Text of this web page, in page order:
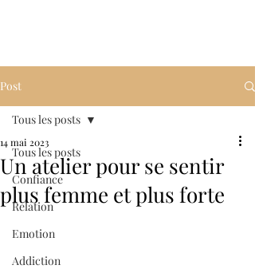
Post
Tous les posts
Confiance
Relation
Emotion
Addiction
Tous les posts
Un atelier pour se sentir
plus femme et plus forte
14 mai 2023